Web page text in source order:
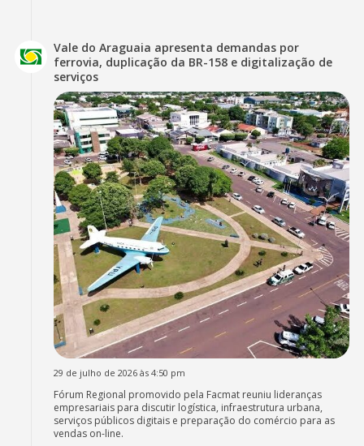
Vale do Araguaia apresenta demandas por
ferrovia, duplicação da BR-158 e digitalização de
serviços
29 de julho de 2026 às 4:50 pm
Fórum Regional promovido pela Facmat reuniu lideranças
empresariais para discutir logística, infraestrutura urbana,
serviços públicos digitais e preparação do comércio para as
vendas on-line.